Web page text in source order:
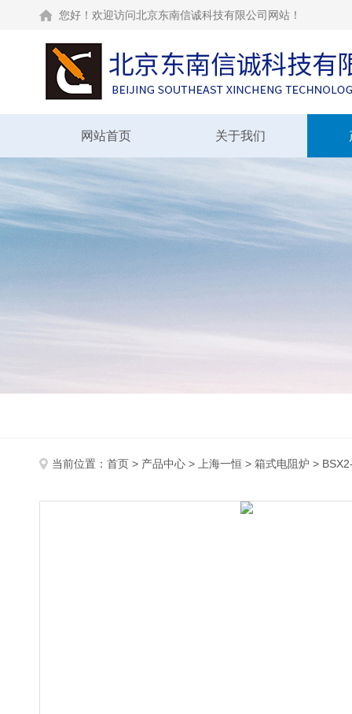
您好！欢迎访问北京东南信诚科技有限公司网站！
网站首页 关于我们
当前位置： 首页 > 产品中心 > 上海一恒 > 箱式电阻炉 >